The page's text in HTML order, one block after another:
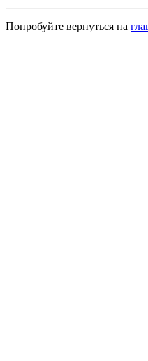
Попробуйте вернуться на